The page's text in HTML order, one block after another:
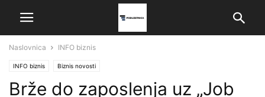
Naslovnica INFO biznis
INFO biznis Biznis novosti
Brže do zaposlenja uz „Job